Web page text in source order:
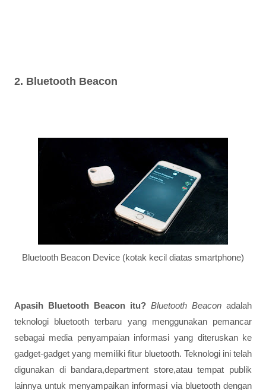
2. Bluetooth Beacon
Bluetooth Beacon Device (kotak kecil diatas smartphone)
Apasih Bluetooth Beacon itu?Bluetooth Beacon adalah
teknologi bluetooth terbaru yang menggunakan pemancar
sebagai media penyampaian informasi yang diteruskan ke
gadget-gadget yang memiliki fitur bluetooth. Teknologi ini telah
digunakan di bandara,department store,atau tempat publik
lainnya untuk menyampaikan informasi via bluetooth dengan